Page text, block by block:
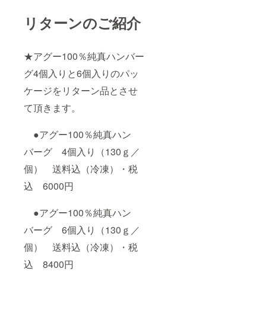
リターンのご紹介
★アグー100％純真ハンバー
グ4個入りと6個入りのパッ
ケージをリターン品とさせ
て頂きます。
●アグー100％純真ハン
バーグ 4個入り（130ｇ／
個） 送料込（冷凍）・税
込 6000円
●アグー100％純真ハン
バーグ 6個入り（130ｇ／
個） 送料込（冷凍）・税
込 8400円